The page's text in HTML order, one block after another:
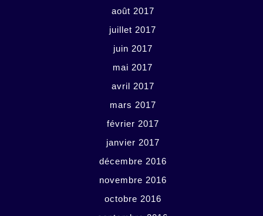
août 2017
juillet 2017
juin 2017
mai 2017
avril 2017
mars 2017
février 2017
janvier 2017
décembre 2016
novembre 2016
octobre 2016